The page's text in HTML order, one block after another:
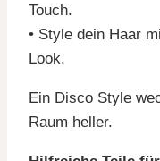
Touch.
• Style dein Haar
Look.
Ein Disco Style
Raum heller.